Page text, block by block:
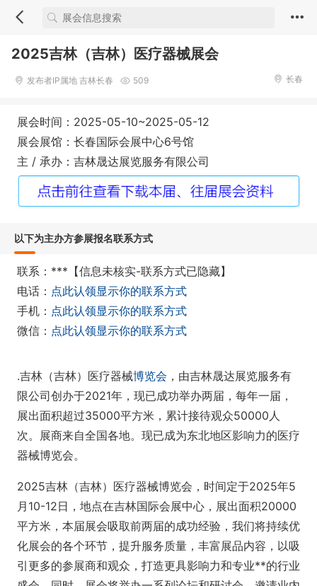
2025吉林（吉林）医疗器械展会
发布者IP属地 吉林长春 509 长春
展会时间：2025-05-10~2025-05-12
展会展馆：长春国际会展中心6号馆
主 / 承办：吉林晟达展览服务有限公司
以下为主办方参展报名联系方式
联系：***【信息未核实-联系方式已隐藏】
电话： 点此认领显示你的联系方式
手机： 点此认领显示你的联系方式
微信： 点此认领显示你的联系方式
.吉林（吉林）医疗器械博览会 ，由吉林晟达展览服务有
限公司创办于2021年，现已成功举办两届，每年一届，
展出面积超过35000平方米，累计接待观众50000人
次。展商来自全国各地。现已成为东北地区影响力的医疗
器械博览会。
2025吉林（吉林）医疗器械博览会，时间定于2025年5
月10-12日，地点在吉林国际会展中心，展出面积20000
平方米，本届展会吸取前两届的成功经验，我们将持续优
化展会的各个环节，提升服务质量，丰富展品内容，以吸
引更多的参展商和观众，打造更具影响力和专业**的行业